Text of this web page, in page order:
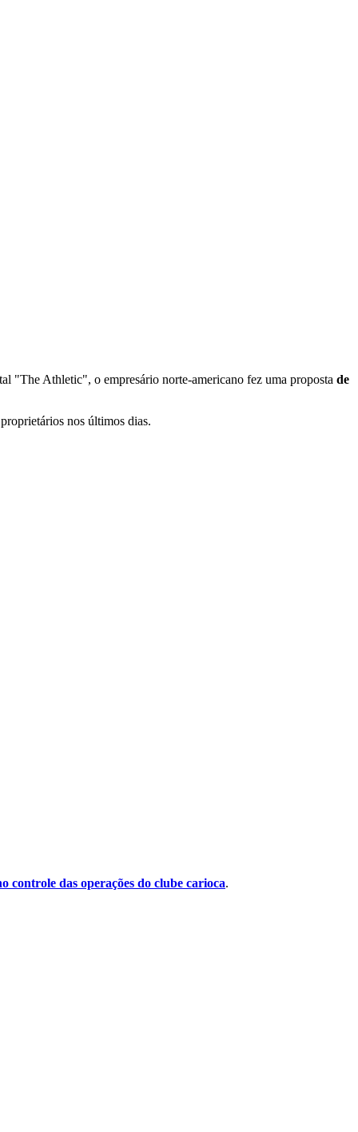
"The Athletic", o empresário norte-americano fez uma proposta de
nos últimos dias.
das operações do clube carioca.